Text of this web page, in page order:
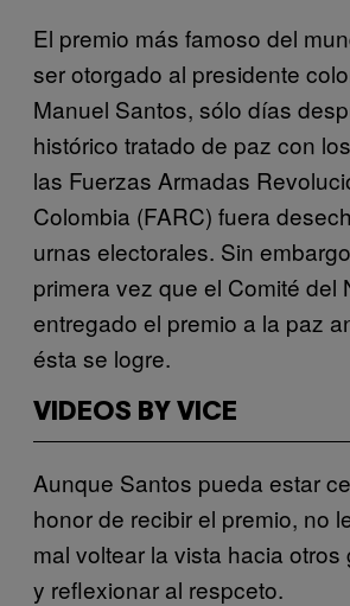
El premio más famoso del
ser otorgado al presidente
Manuel Santos, sólo días
histórico tratado de paz con
las Fuerzas Armadas
Colombia (FARC) fuera
urnas electorales. Sin
primera vez que el Comité del
entregado el premio a la paz
ésta se logre.
VIDEOS BY VICE
Aunque Santos pueda estar
honor de recibir el premio, no
mal voltear la vista hacia
y reflexionar al respceto.